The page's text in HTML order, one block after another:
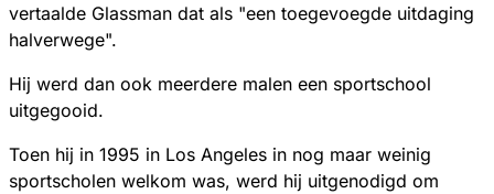
vertaalde Glassman dat als "een toegevoegde uitdaging
halverwege".
Hij werd dan ook meerdere malen een sportschool
uitgegooid.
Toen hij in 1995 in Los Angeles in nog maar weinig
sportscholen welkom was, werd hij uitgenodigd om